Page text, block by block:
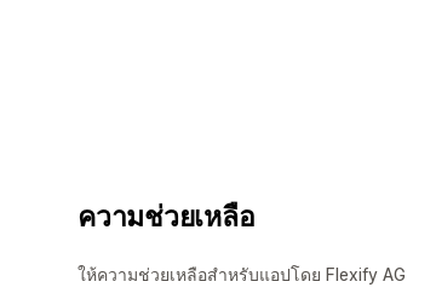
ความช่วยเหลือ
ให้ความช่วยเหลือสำหรับแอปโดย Flexify AG